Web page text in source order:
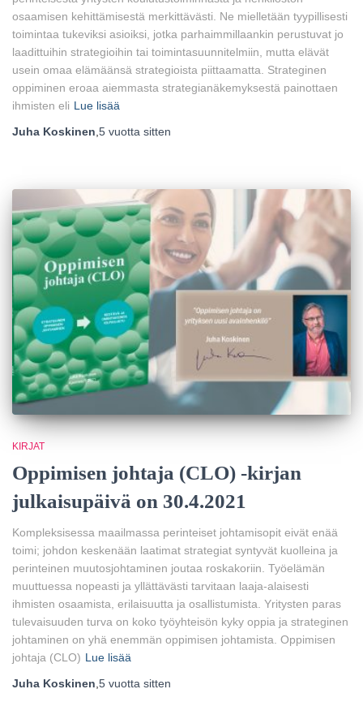
osaamisen kehittämisestä merkittävästi. Ne mielletään tyypillisesti
toimintaa tukeviksi asioiksi, jotka parhaimmillaankin perustuvat jo
laadittuihin strategioihin tai toimintasuunnitelmiin, mutta elävät
usein omaa elämäänsä strategioista piittaamatta. Strateginen
oppiminen eroaa aiemmasta strategianäkemyksestä painottaen
ihmisten eli Lue lisää
Juha Koskinen 5 vuotta sitten
KIRJAT
Oppimisen johtaja (CLO) -kirjan
julkaisupäivä on 30.4.2021
Kompleksisessa maailmassa perinteiset johtamisopit eivät enää
toimi; johdon keskenään laatimat strategiat syntyvät kuolleina ja
perinteinen muutosjohtaminen joutaa roskakoriin. Työelämän
muuttuessa nopeasti ja yllättävästi tarvitaan laaja-alaisesti
ihmisten osaamista, erilaisuutta ja osallistumista. Yritysten paras
tulevaisuuden turva on koko työyhteisön kyky oppia ja strateginen
johtaminen on yhä enemmän oppimisen johtamista. Oppimisen
johtaja (CLO) Lue lisää
Juha Koskinen,5 vuotta sitten